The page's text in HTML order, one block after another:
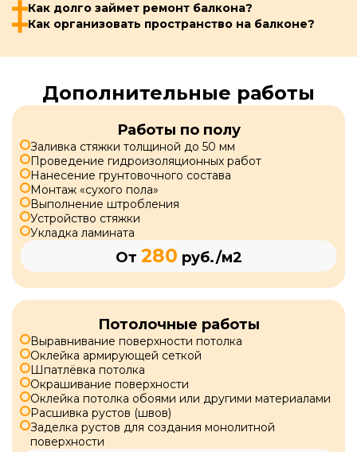
Как долго займет ремонт балкона?
Как организовать пространство на балконе?
Дополнительные работы
Работы по полу
Заливка стяжки толщиной до 50 мм
Проведение гидроизоляционных работ
Нанесение грунтовочного состава
Монтаж «сухого пола»
Выполнение штробления
Устройство стяжки
Укладка ламината
От 280 руб./м2
Потолочные работы
Выравнивание поверхности потолка
Оклейка армирующей сеткой
Шпатлёвка потолка
Окрашивание поверхности
Оклейка потолка обоями или другими материалами
Расшивка рустов (швов)
Заделка рустов для создания монолитной
поверхности